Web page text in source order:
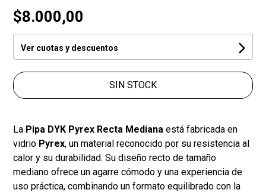
$8.000,00
Ver cuotas y descuentos
SIN STOCK
La Pipa DYK Pyrex Recta Mediana está fabricada en
vidrio Pyrex, un material reconocido por su resistencia al
calor y su durabilidad. Su diseño recto de tamaño
mediano ofrece un agarre cómodo y una experiencia de
uso práctica, combinando un formato equilibrado con la